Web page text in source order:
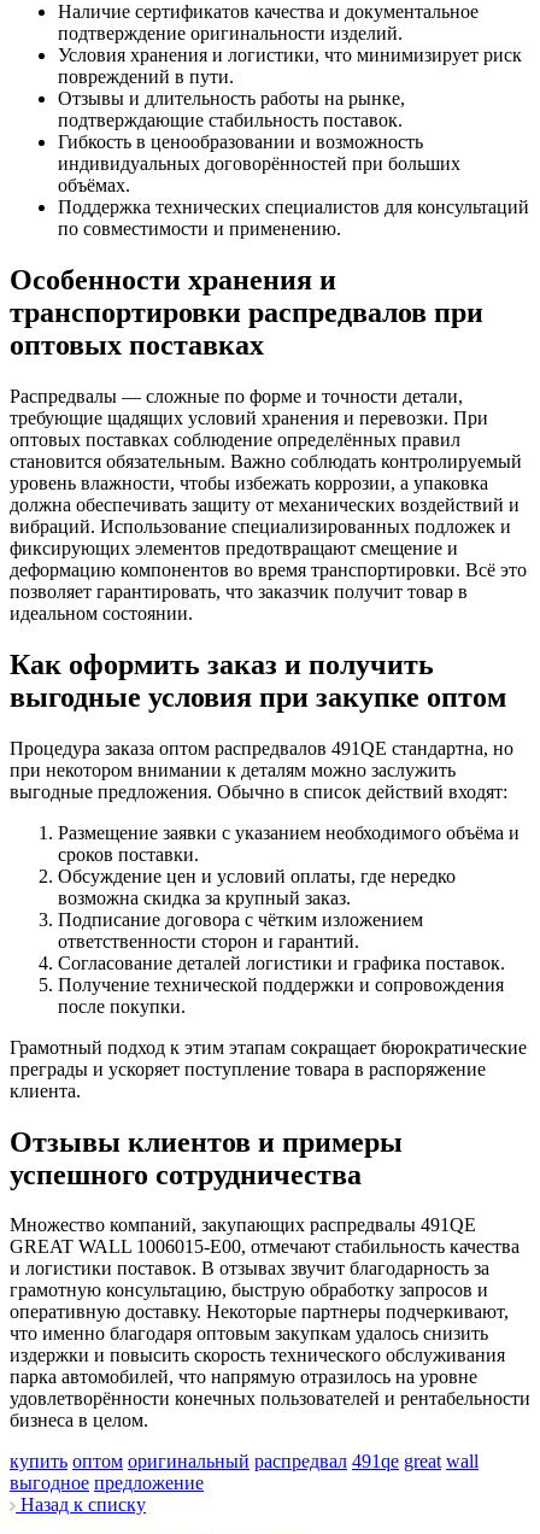
Наличие сертификатов качества и документальное
подтверждение оригинальности изделий.
Условия хранения и логистики, что минимизирует риск
повреждений в пути.
Отзывы и длительность работы на рынке,
подтверждающие стабильность поставок.
Гибкость в ценообразовании и возможность
индивидуальных договорённостей при больших
объёмах.
Поддержка технических специалистов для консультаций
по совместимости и применению.
Особенности хранения и
транспортировки распредвалов при
оптовых поставках
Распредвалы — сложные по форме и точности детали,
требующие щадящих условий хранения и перевозки. При
оптовых поставках соблюдение определённых правил
становится обязательным. Важно соблюдать контролируемый
уровень влажности, чтобы избежать коррозии, а упаковка
должна обеспечивать защиту от механических воздействий и
вибраций. Использование специализированных подложек и
фиксирующих элементов предотвращают смещение и
деформацию компонентов во время транспортировки. Всё это
позволяет гарантировать, что заказчик получит товар в
идеальном состоянии.
Как оформить заказ и получить
выгодные условия при закупке оптом
Процедура заказа оптом распредвалов 491QE стандартна, но
при некотором внимании к деталям можно заслужить
выгодные предложения. Обычно в список действий входят:
Размещение заявки с указанием необходимого объёма и
сроков поставки.
Обсуждение цен и условий оплаты, где нередко
возможна скидка за крупный заказ.
Подписание договора с чётким изложением
ответственности сторон и гарантий.
Согласование деталей логистики и графика поставок.
Получение технической поддержки и сопровождения
после покупки.
Грамотный подход к этим этапам сокращает бюрократические
преграды и ускоряет поступление товара в распоряжение
клиента.
Отзывы клиентов и примеры
успешного сотрудничества
Множество компаний, закупающих распредвалы 491QE
GREAT WALL 1006015-E00, отмечают стабильность качества
и логистики поставок. В отзывах звучит благодарность за
грамотную консультацию, быструю обработку запросов и
оперативную доставку. Некоторые партнеры подчеркивают,
что именно благодаря оптовым закупкам удалось снизить
издержки и повысить скорость технического обслуживания
парка автомобилей, что напрямую отразилось на уровне
удовлетворённости конечных пользователей и рентабельности
бизнеса в целом.
купить оптом оригинальный распредвал 491qe great wall
выгодное предложение
Назад к списку